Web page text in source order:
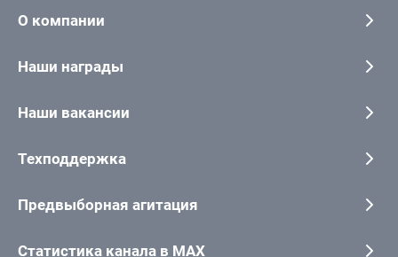
О компании
Наши награды
Наши вакансии
Техподдержка
Предвыборная агитация
Статистика канала в MAX